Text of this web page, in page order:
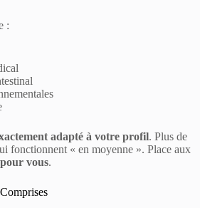
:
adapté à votre profil. Plus de
fonctionnent « en moyenne ». Place aux
pour vous.